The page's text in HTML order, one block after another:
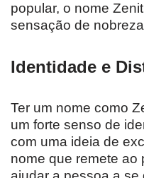
popular, o nome
sensação de
Identidade e
Ter um nome como
um forte senso de
com uma ideia de
nome que remete ao